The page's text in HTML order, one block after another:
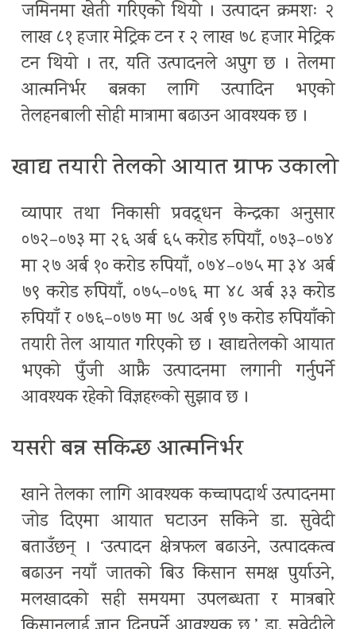
जमिनमा खेती गरिएको थियो । उत्पादन क्रमशः २
लाख ८१ हजार मेट्रिक टन र २ लाख ७८ हजार मेट्रिक
टन थियो । तर, यति उत्पादनले अपुग छ । तेलमा
आत्मनिर्भर बन्नका लागि उत्पादिन भएको
तेलहनबाली सोही मात्रामा बढाउन आवश्यक छ ।
खाद्य तयारी तेलको आयात ग्राफ उकालो
व्यापार तथा निकासी प्रवद्र्धन केन्द्रका अनुसार
०७२–०७३ मा २६ अर्ब ६५ करोड रुपियाँ, ०७३–०७४
मा २७ अर्ब १० करोड रुपियाँ, ०७४–०७५ मा ३४ अर्ब
७९ करोड रुपियाँ, ०७५–०७६ मा ४८ अर्ब ३३ करोड
रुपियाँ र ०७६–०७७ मा ७८ अर्ब ९७ करोड रुपियाँको
तयारी तेल आयात गरिएको छ । खाद्यतेलको आयात
भएको पुँजी आफ्नै उत्पादनमा लगानी गर्नुपर्ने
आवश्यक रहेको विज्ञहरूको सुझाव छ ।
यसरी बन्न सकिन्छ आत्मनिर्भर
खाने तेलका लागि आवश्यक कच्चापदार्थ उत्पादनमा
जोड दिएमा आयात घटाउन सकिने डा. सुवेदी
बताउँछन् । ‘उत्पादन क्षेत्रफल बढाउने, उत्पादकत्व
बढाउन नयाँ जातको बिउ किसान समक्ष पुर्याउने,
मलखादको सही समयमा उपलब्धता र मात्रबारे